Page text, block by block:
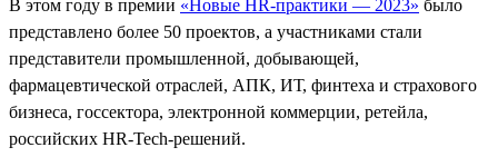
В этом году в премии «Новые HR-практики — 2023» было
представлено более 50 проектов, а участниками стали
представители промышленной, добывающей,
фармацевтической отраслей, АПК, ИТ, финтеха и страхового
бизнеса, госсектора, электронной коммерции, ретейла,
российских HR-Tech-решений.